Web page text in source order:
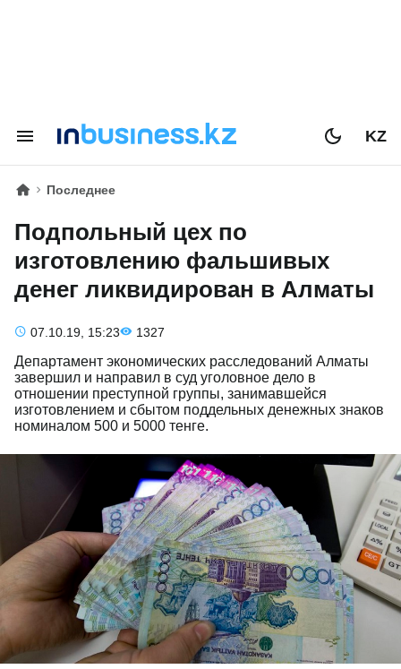
KZ
Последнее
Подпольный цех по
изготовлению фальшивых
денег ликвидирован в Алматы
07.10.19, 15:23 1327
Департамент экономических расследований Алматы
завершил и направил в суд уголовное дело в
отношении преступной группы, занимавшейся
изготовлением и сбытом поддельных денежных знаков
номиналом 500 и 5000 тенге.